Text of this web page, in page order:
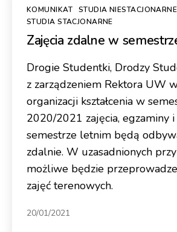
Kategorie
KOMUNIKAT
STUDIA NIESTACJONARNE
STUDIA STACJONARNE
Zajęcia zdalne w
Drogie Studentki, Drodzy
z zarządzeniem Rektora UW
organizacji kształcenia w
2020/2021 zajęcia, egzaminy
semestrze letnim będą
zdalnie. W uzasadnionych
możliwe będzie
zajęć terenowych.
20/01/2021